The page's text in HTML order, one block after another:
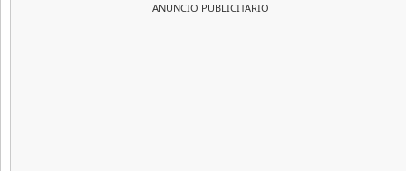
ANUNCIO PUBLICITARIO